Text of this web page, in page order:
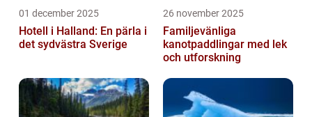
01 december 2025
Hotell i Halland: En pärla i
det sydvästra Sverige
26 november 2025
Familjevänliga
kanotpaddlingar med lek
och utforskning